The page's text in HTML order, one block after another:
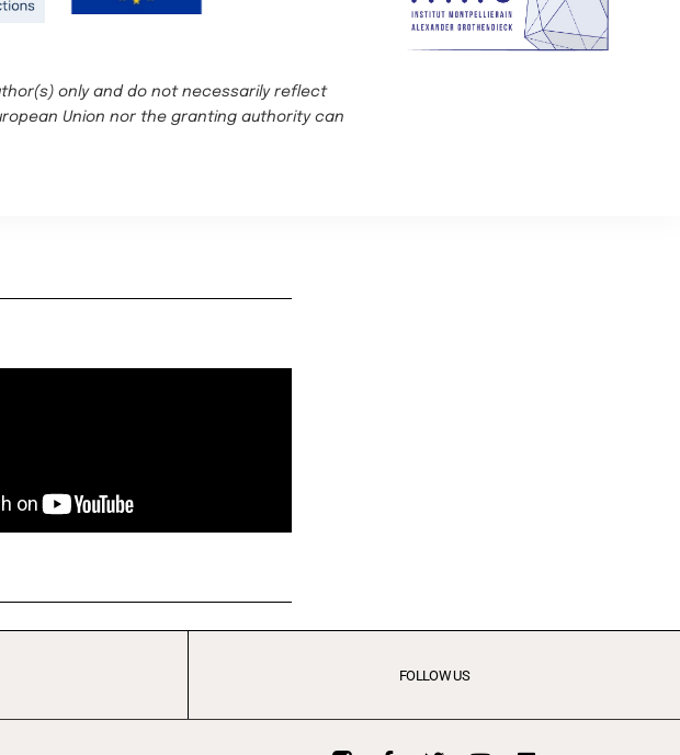
only and do not necessarily reflect
Union nor the granting authority can
FOLLOW US